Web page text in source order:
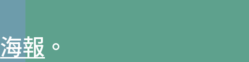
海報 。